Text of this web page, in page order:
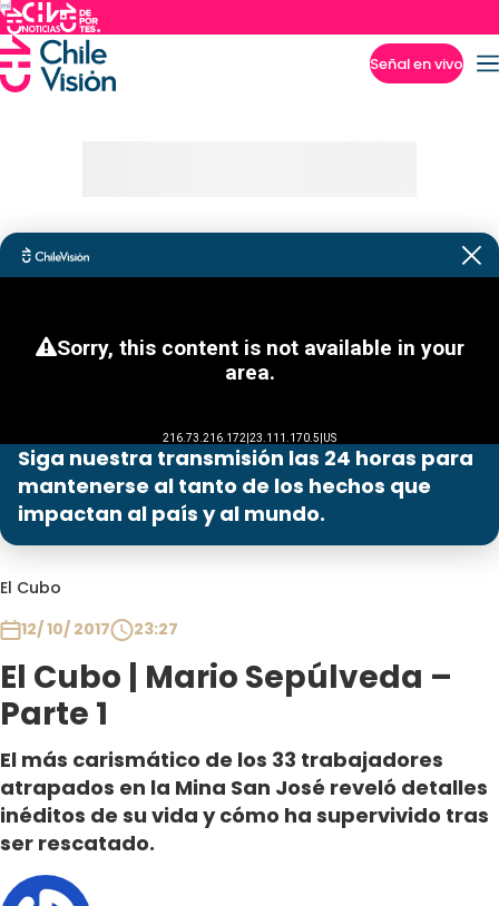
Señal en vivo
Siga nuestra transmisión las 24 horas para
mantenerse al tanto de los hechos que
impactan al país y al mundo.
El Cubo
12/ 10/ 2017
23:27
El Cubo | Mario Sepúlveda –
Parte 1
El más carismático de los 33 trabajadores
atrapados en la Mina San José reveló detalles
inéditos de su vida y cómo ha supervivido tras
ser rescatado.
Programas
Contigo en Directo
Plan Perfecto
Sabingo
Todos Los Programas